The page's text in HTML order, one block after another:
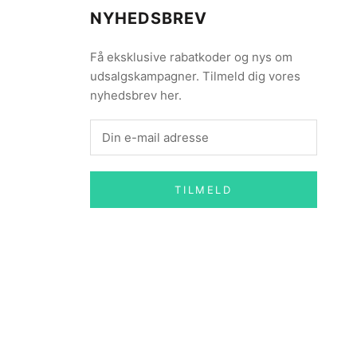
NYHEDSBREV
Få eksklusive rabatkoder og nys om
udsalgskampagner. Tilmeld dig vores
nyhedsbrev her.
TILMELD